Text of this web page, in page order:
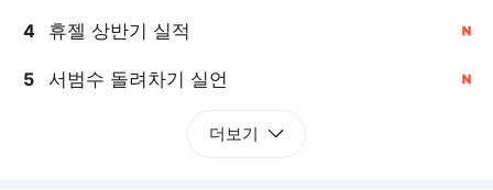
4 휴젤 상반기 실적
5 서범수 돌려차기 실언
더보기